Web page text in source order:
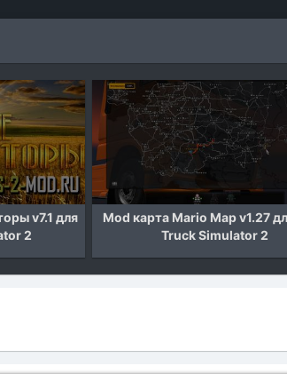
для Euro
2
Mod Мощные двигатели +